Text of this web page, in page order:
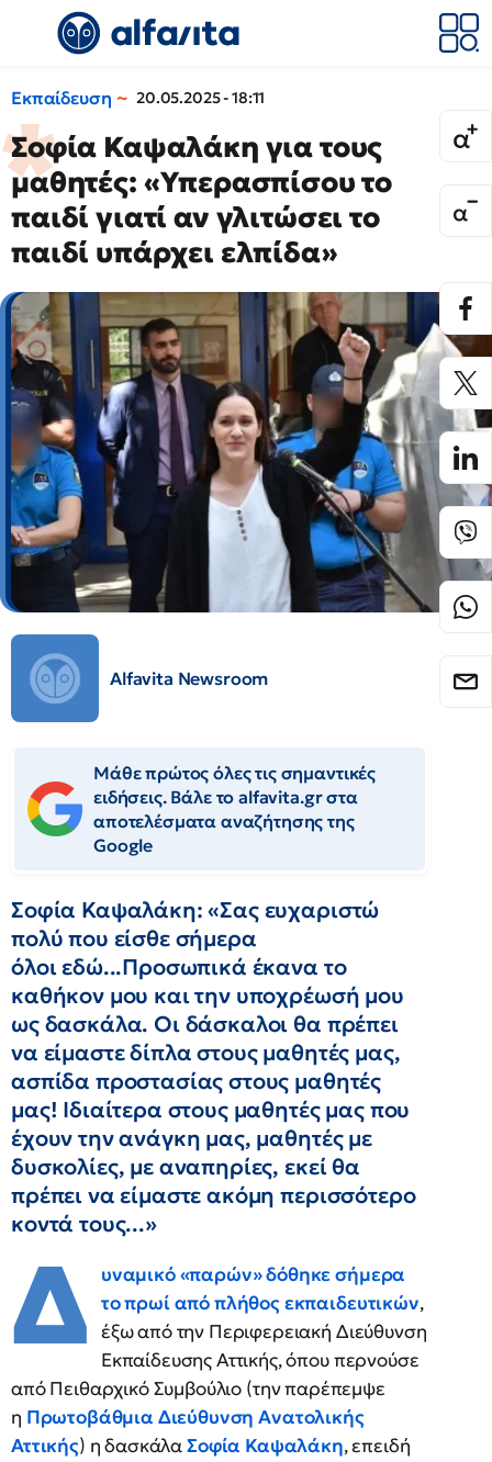
Εκπαίδευση 20.05.2025 - 18:11
Σοφία Καψαλάκη για τους
μαθητές: «Υπερασπίσου το
παιδί γιατί αν γλιτώσει το
παιδί υπάρχει ελπίδα»
Alfavita Newsroom
Μάθε πρώτος όλες τις σημαντικές
ειδήσεις. Βάλε το alfavita.gr στα
αποτελέσματα αναζήτησης της
Google
Σοφία Καψαλάκη: «Σας ευχαριστώ
πολύ που είσθε σήμερα
όλοι εδώ...Προσωπικά έκανα το
καθήκον μου και την υποχρέωσή μου
ως δασκάλα. Οι δάσκαλοι θα πρέπει
να είμαστε δίπλα στους μαθητές μας,
ασπίδα προστασίας στους μαθητές
μας! Ιδιαίτερα στους μαθητές μας που
έχουν την ανάγκη μας, μαθητές με
δυσκολίες, με αναπηρίες, εκεί θα
πρέπει να είμαστε ακόμη περισσότερο
κοντά τους...»
Δ
υναμικό «παρών» δόθηκε σήμερα
το πρωί από πλήθος εκπαιδευτικών,
έξω από την Περιφερειακή Διεύθυνση
Εκπαίδευσης Αττικής, όπου περνούσε
από Πειθαρχικό Συμβούλιο (την παρέπεμψε
η Πρωτοβάθμια Διεύθυνση Ανατολικής
Αττικής) η δασκάλαΣοφία Καψαλάκη, επειδή